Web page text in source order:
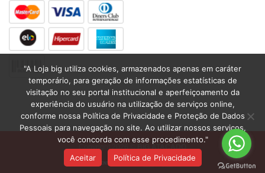
"A Loja big utiliza cookies, armazenados apenas em caráter
temporário, para geração de informações estatísticas de
visitação no seu portal institucional e aperfeiçoamento da
experiência do usuário na utilização de serviços online,
conforme nossa Política de Privacidade e Proteção de Dados
Pessoais para navegação no site. Ao utilizar nossos serviços,
você concorda com esse procedimento."
Aceitar
Política de Privacidade